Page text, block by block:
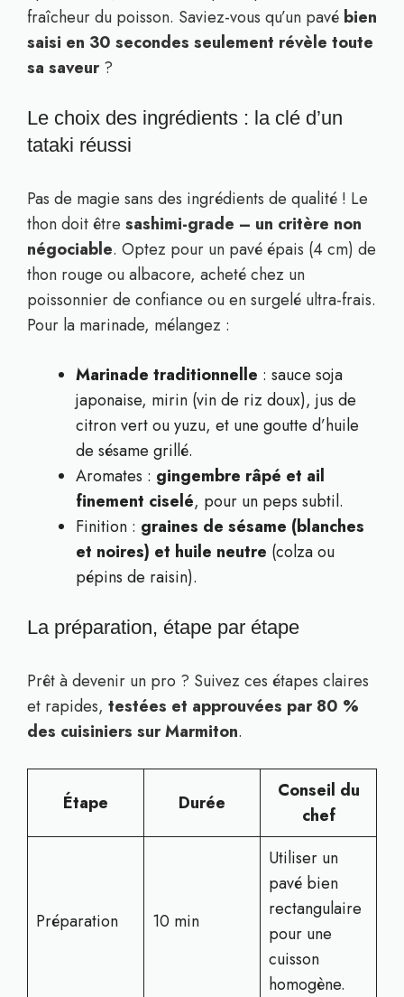
fraîcheur du poisson. Saviez-vous qu’un pavé bien
saisi en 30 secondes seulement révèle toute
sa saveur?
Le choix des ingrédients : la clé d’un
tataki réussi
Pas de magie sans des ingrédients de qualité ! Le
thon doit être sashimi-grade – un critère non
négociable. Optez pour un pavé épais (4 cm) de
thon rouge ou albacore, acheté chez un
poissonnier de confiance ou en surgelé ultra-frais.
Pour la marinade, mélangez :
Marinade traditionnelle : sauce soja
japonaise, mirin (vin de riz doux), jus de
citron vert ou yuzu, et une goutte d’huile
de sésame grillé.
Aromates : gingembre râpé et ail
finement ciselé, pour un peps subtil.
Finition : graines de sésame (blanches
et noires) et huile neutre (colza ou
pépins de raisin).
La préparation, étape par étape
Prêt à devenir un pro ? Suivez ces étapes claires
et rapides, testées et approuvées par 80 %
des cuisiniers sur Marmiton.
Étape Durée
Conseil du
chef
Préparation 10 min
Utiliser un
pavé bien
rectangulaire
pour une
cuisson
homogène.